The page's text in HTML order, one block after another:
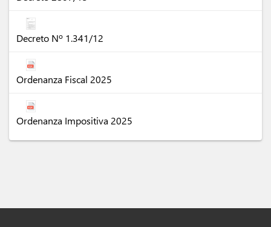
Decreto Nº 1.341/12
Ordenanza Fiscal 2025
Ordenanza Impositiva 2025